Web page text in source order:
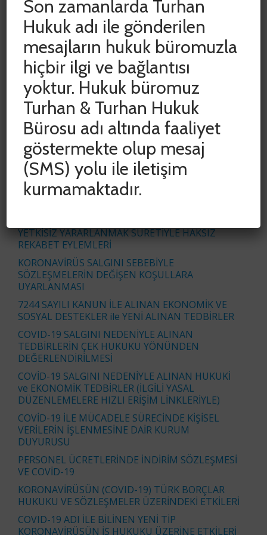
SON YAZILAR
ADLİ VE İDARİ YARGIDA HAK KAYIPLARININ
ÖNLENMESİ AMACIYLA DURDURULAN SÜRELER
CUMHURBAŞKANI KARARIYLA 15 HAZİRAN 2020
TARİHİNE KADAR UZATILDI
COVID-19 SALGINININ İŞYERİ KİRA
SÖZLEŞMELERİNE ETKİSİNİN
YETKİSİZ YARARLANMAK SURETİYLE HAKSIZ
REKABET EYLEMLERİ
KORONAVİRÜS SALGINI SEBEBİYLE
SÖZLEŞMELERİN DEĞİŞEN KOŞULLARA
UYARLANMASI
7244 SAYILI KANUN İLE ALINAN EKONOMİK VE
SOSYAL DESTEKLER ile YENİ ALINAN TEDBİRLER
COVID-19 SALGINI NEDENİYLE ALINAN
TEDBİRLERİN ÇEK HUKUKU YÖNÜNDEN
DEĞERLENDİRİLMESİ
COVİD-19 SALGINI NEDENİYLE ALINAN HUKUKİ
ve EKONOMİK TEDBİRLER (İLGİLİ YASAL
DÜZENLEMELERE HIZLI ERİŞİM LİNKLERİYLE)
COVİD-19 İLE MÜCADELE SÜRECİNDE KİŞİSEL
VERİLERİN İŞLENMESİNE DAİR KURUM
DUYURUSU
PERSONEL ÜCRETLERİNDE İNDİRİM SÖZLEŞMESİ
VE COVİD-19
KORONAVİRÜSÜN (COVID-19) TÜRK BORÇLAR
HUKUKU VE SÖZLEŞMELER ÜZERİNDEKİ ETKİLERİ
COVID-19 ADI İLE BİLİNEN YENİ TİP
KORONAVİRÜSÜN İŞ HUKUKU ÜZERİNE ETKİLERİ
Son zamanlarda Turhan
Hukuk adı ile gönderilen
mesajların hukuk büromuzla
hiçbir ilgi ve bağlantısı
yoktur. Hukuk büromuz
Turhan & Turhan Hukuk
Bürosu adı altında faaliyet
göstermekte olup mesaj
(SMS) yolu ile iletişim
kurmamaktadır.